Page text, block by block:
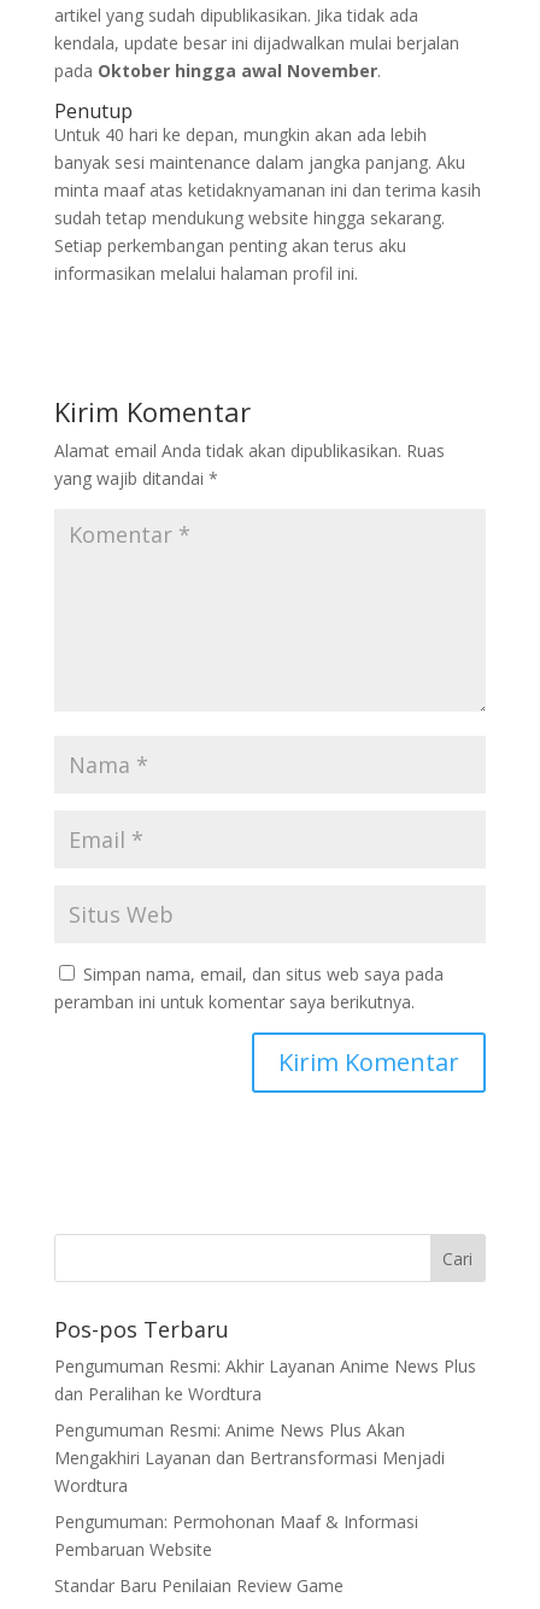
artikel yang sudah dipublikasikan. Jika tidak ada
kendala, update besar ini dijadwalkan mulai berjalan
pada Oktober hingga awal November.
Penutup
Untuk 40 hari ke depan, mungkin akan ada lebih
banyak sesi maintenance dalam jangka panjang. Aku
minta maaf atas ketidaknyamanan ini dan terima kasih
sudah tetap mendukung website hingga sekarang.
Setiap perkembangan penting akan terus aku
informasikan melalui halaman profil ini.
Kirim Komentar
Alamat email Anda tidak akan dipublikasikan. Ruas
yang wajib ditandai *
Simpan nama, email, dan situs web saya pada
peramban ini untuk komentar saya berikutnya.
Pos-pos Terbaru
Pengumuman Resmi: Akhir Layanan Anime News Plus
dan Peralihan ke Wordtura
Pengumuman Resmi: Anime News Plus Akan
Mengakhiri Layanan dan Bertransformasi Menjadi
Wordtura
Pengumuman: Permohonan Maaf & Informasi
Pembaruan Website
Standar Baru Penilaian Review Game